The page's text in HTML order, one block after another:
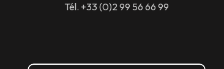
Tél. +33 (0)2 99 56 66 99